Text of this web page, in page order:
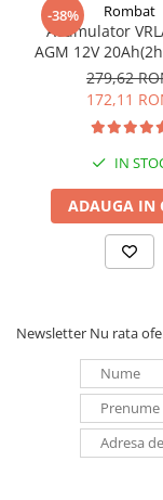
-38% Rombat
Acumulator
AGM 12V
20 / 6-DZM-20
biciclete
279,62
172,11
IN
ADAUGA IN
Newsletter Nu rata